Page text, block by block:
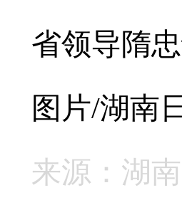
省领导隋
图片/湖南
来源：湖